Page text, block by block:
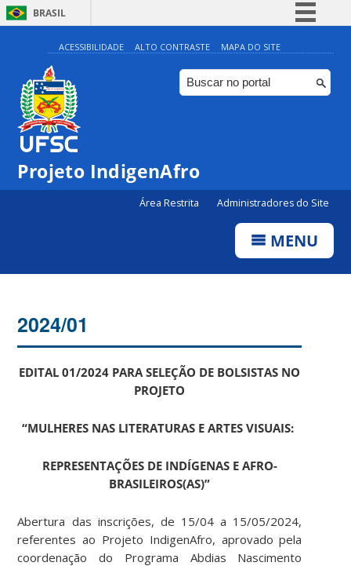
BRASIL
Simplifique!
Comunica BR
Participe
ACESSIBILIDADE ALTO CONTRASTE MAPA DO SITE
Projeto IndigenAfro
Área Restrita Administradores do Site
MENU
2024/01
EDITAL 01/2024 PARA SELEÇÃO DE BOLSISTAS NO
PROJETO
“MULHERES NAS LITERATURAS E ARTES VISUAIS:
REPRESENTAÇÕES DE INDÍGENAS E AFRO-
BRASILEIROS(AS)”
Abertura das inscrições, de 15/04 a 15/05/2024,
referentes ao Projeto IndigenAfro, aprovado pela
coordenação do Programa Abdias Nascimento